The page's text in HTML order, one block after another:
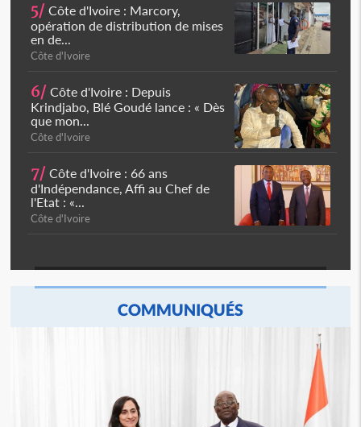
5/ Côte d'Ivoire : Marcory,
opération de distribution de mises
en de...
Côte d'Ivoire
6/ Côte d'Ivoire : Depuis
Krindjabo, Blé Goudé lance : « Dès
que mon...
Côte d'Ivoire
7/ Côte d'Ivoire : 66 ans
d'Indépendance, Affi au Chef de
l'Etat : «...
Côte d'Ivoire
COMMUNIQUÉS